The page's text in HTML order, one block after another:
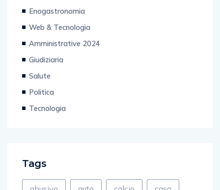
Enogastronomia
Web & Tecnologia
Amministrative 2024
Giudiziaria
Salute
Politica
Tecnologia
Tags